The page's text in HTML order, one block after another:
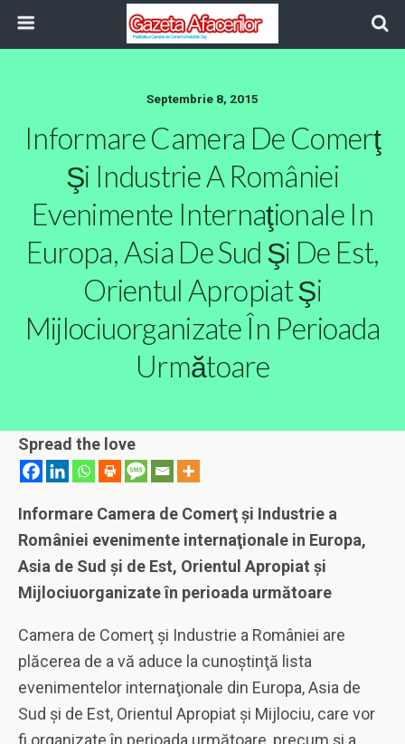
Septembrie 8, 2015
Informare Camera De Comerţ
Şi Industrie A României
Evenimente Internaţionale In
Europa, Asia De Sud Şi De Est,
Orientul Apropiat Şi
Mijlociuorganizate În Perioada
Următoare
Spread the love
Informare Camera de Comerţ şi Industrie a
României evenimente internaţionale in Europa,
Asia de Sud şi de Est, Orientul Apropiat şi
Mijlociuorganizate în perioada următoare
Camera de Comerţ şi Industrie a României are
plăcerea de a vă aduce la cunoştinţă lista
evenimentelor internaţionale din Europa, Asia de
Sud şi de Est, Orientul Apropiat şi Mijlociu, care vor
fi organizate în perioada următoare, precum şi a